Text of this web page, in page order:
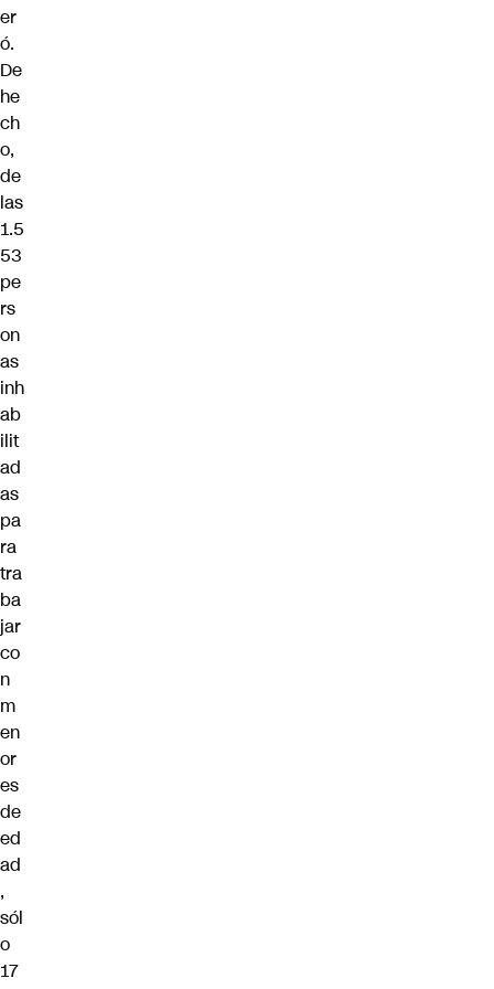
er
ó.
De
he
ch
o,
de
las
1.5
53
pe
rs
on
as
inh
ab
ilit
ad
as
pa
ra
tra
ba
jar
co
n
m
en
or
es
de
ed
ad
,
sól
o
17